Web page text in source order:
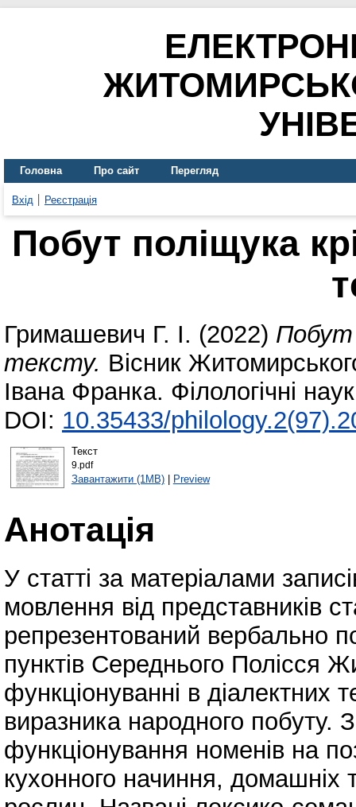
Головна Про сайт Перегляд
Вхід Реєстрація
Побут поліщука
Гримашевич Г. І. (2022) Побут
тексту. Вісник
Івана Франка. Філологічні
DOI: 10.35433/
Текст
9.pdf
Завантажити (1MB)| Preview
Анотація
У статті за матеріалами
мовлення від представників
репрезентований вербально
пунктів Середнього Полісся
функціонуванні в діалектних
виразника народного побуту.
функціонування номенів на
кухонного начиння, домашніх